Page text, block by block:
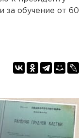
за обучение от 60